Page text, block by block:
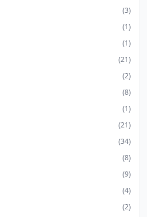
(3)
(1)
(1)
(21)
(2)
(8)
(1)
(21)
(34)
(8)
(9)
(4)
(2)